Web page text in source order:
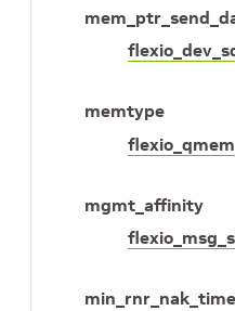
memtype
flexio_qmem
mgmt_affinity